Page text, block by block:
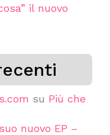
il nuovo
su Più che
nuovo EP –